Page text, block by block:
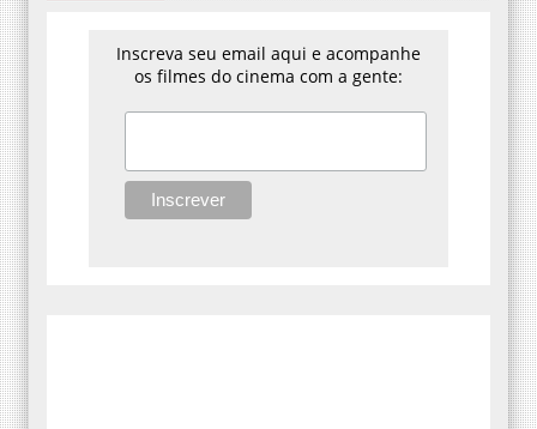
Inscreva seu email aqui e acompanhe
os filmes do cinema com a gente: